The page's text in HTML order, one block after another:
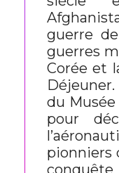
guerre
guerres
Corée et
du Musée
pour
pionniers